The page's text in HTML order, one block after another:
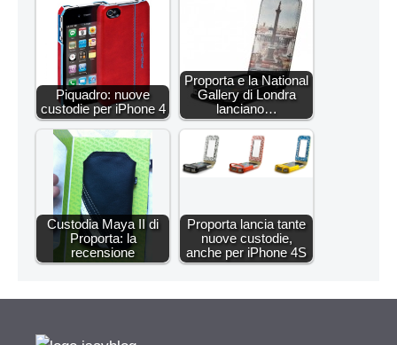
Piquadro: nuove
custodie per iPhone 4
Proporta e la National
Gallery di Londra
lanciano…
Custodia Maya II di
Proporta: la
recensione
Proporta lancia tante
nuove custodie,
anche per iPhone 4S